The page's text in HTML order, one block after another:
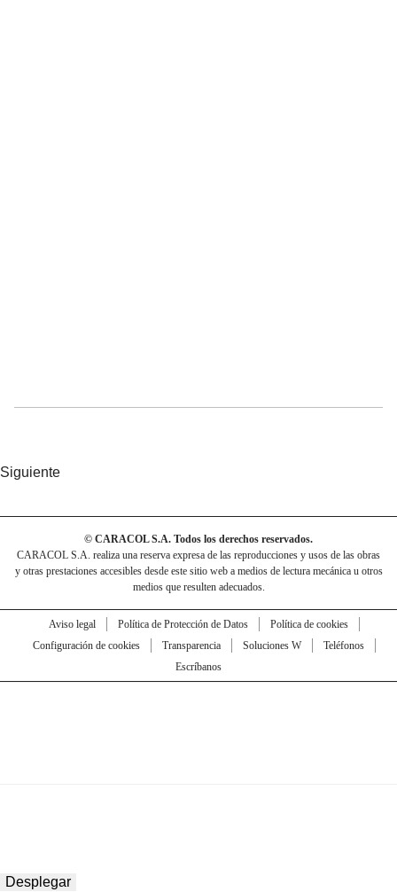
Siguiente
© CARACOL S.A. Todos los derechos reservados.
CARACOL S.A. realiza una reserva expresa de las reproducciones y usos de las obras
y otras prestaciones accesibles desde este sitio web a medios de lectura mecánica u otros
medios que resulten adecuados.
Aviso legal Política de Protección de Datos
Política de cookies
Configuración de cookies
Transparencia Soluciones W
Teléfonos
Escríbanos
Desplegar